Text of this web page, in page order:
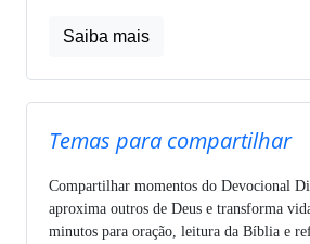
Saiba mais
Temas para compartilhar
Compartilhar momentos do Devocional
aproxima outros de Deus e transforma
minutos para oração, leitura da Bíblia e